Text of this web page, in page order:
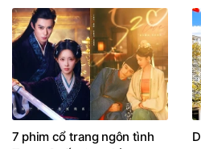
7 phim cổ trang ngôn tình